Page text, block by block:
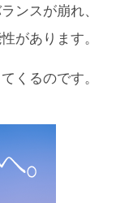
ンスが崩れ、
があります。
くるのです。